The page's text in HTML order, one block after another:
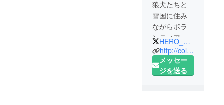
狼犬たちと
雪国に住み
ながらボラ
ンティア活
動を個人レ
ベルでやっ
ています。
HERO_WOLFDOG
http://colliewolfdog.blog80.fc2.com/
メッセー
ジを送る